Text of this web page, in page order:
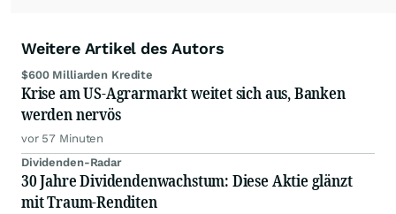
Weitere Artikel des Autors
$600 Milliarden Kredite
Krise am US-Agrarmarkt weitet sich aus, Banken
werden nervös
vor 57 Minuten
Dividenden-Radar
30 Jahre Dividendenwachstum: Diese Aktie glänzt
mit Traum-Renditen